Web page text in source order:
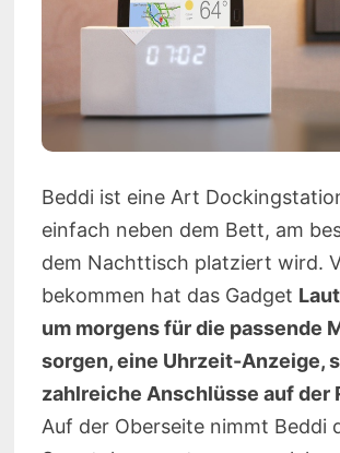
Beddi ist eine Art
einfach neben dem Bett, am
dem Nachttisch platziert wird.
bekommen hat das Gadget
um morgens für die passende
sorgen, eine Uhrzeit-Anzeige,
zahlreiche Anschlüsse auf der
Auf der Oberseite nimmt Beddi